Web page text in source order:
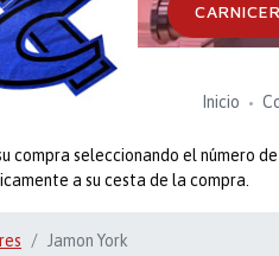
Inicio
compra seleccionando el número
a su cesta de la compra.
Jamon York